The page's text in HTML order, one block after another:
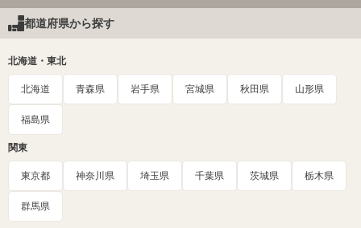
都道府県から探す
北海道・東北
北海道 青森県 岩手県 宮城県 秋田県 山形県
福島県
関東
東京都 神奈川県 埼玉県 千葉県 茨城県 栃木県
群馬県